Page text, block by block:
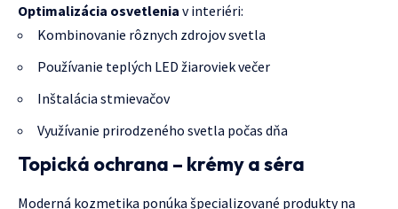
Optimalizácia osvetlenia v interiéri:
Kombinovanie rôznych zdrojov svetla
Používanie teplých LED žiaroviek večer
Inštalácia stmievačov
Využívanie prirodzeného svetla počas dňa
Topická ochrana – krémy a séra
Moderná kozmetika ponúka špecializované produkty na